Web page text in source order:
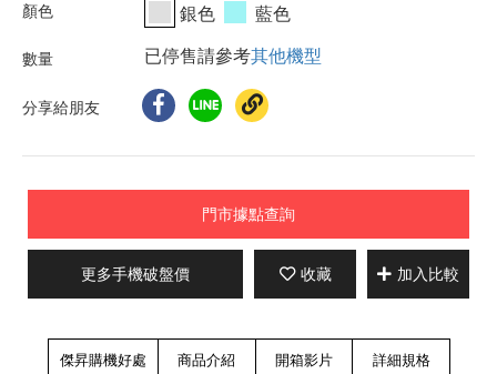
銀色
藍色
已停售請參考其他機型
分享給朋友
門市據點查詢
更多手機破盤價 收藏 加入比較
傑昇購機好處 商品介紹 開箱影片 詳細規格